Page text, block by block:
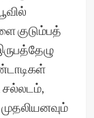
குடும்பத்
சல்லடம்,